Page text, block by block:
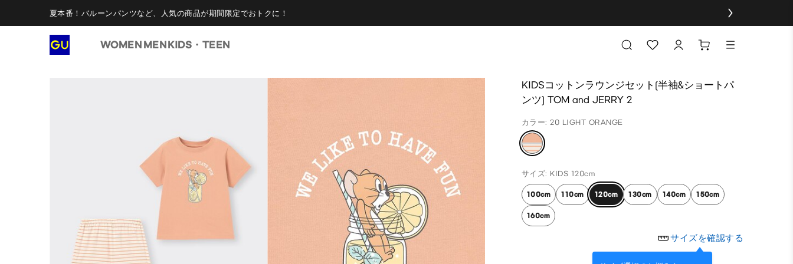
夏本番！バルーンパンツなど、人気の商品が期間限定でおトクに！
WOMEN MENKIDS・TEEN
KIDSコットンラウンジセット(半袖&ショートパ
ンツ) TOM and JERRY 2
カラー: 20 LIGHT ORANGE
サイズ: KIDS 120cm
100cm 110cm 120cm 130cm 140cm 150cm
160cm
サイズを確認する